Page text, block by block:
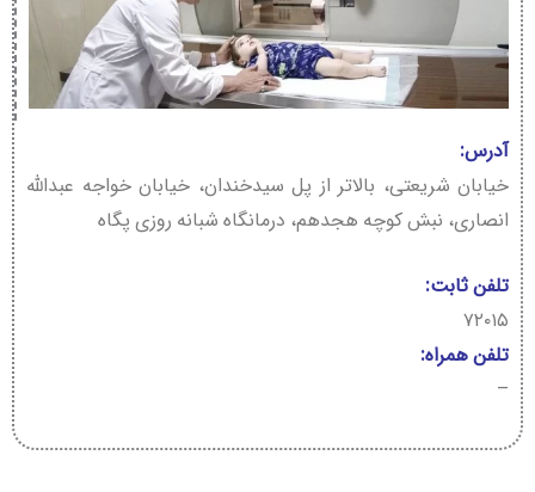
آدرس:
خیابان شریعتی، بالاتر از پل سیدخندان، خیابان خواجه عبدالله
انصاری، نبش کوچه هجدهم، درمانگاه شبانه روزی پگاه
تلفن ثابت:
۷۲۰۱۵
تلفن همراه:
–